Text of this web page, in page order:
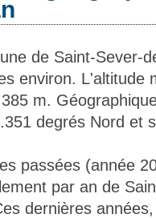
de Saint-Sever-
environ. L'altitude
m.
degrés Nord et
passées (année
par an de
dernières